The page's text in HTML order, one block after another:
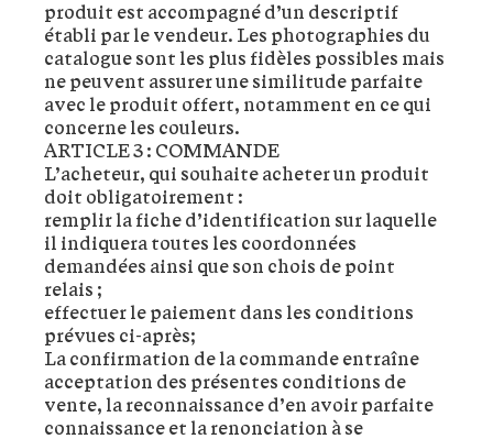
produit est accompagné d’un descriptif
établi par le vendeur. Les photographies du
catalogue sont les plus fidèles possibles mais
ne peuvent assurer une similitude parfaite
avec le produit offert, notamment en ce qui
concerne les couleurs.
ARTICLE 3 : COMMANDE
L’acheteur, qui souhaite acheter un produit
doit obligatoirement :
remplir la fiche d’identification sur laquelle
il indiquera toutes les coordonnées
demandées ainsi que son chois de point
relais ;
effectuer le paiement dans les conditions
prévues ci-après;
La confirmation de la commande entraîne
acceptation des présentes conditions de
vente, la reconnaissance d’en avoir parfaite
connaissance et la renonciation à se